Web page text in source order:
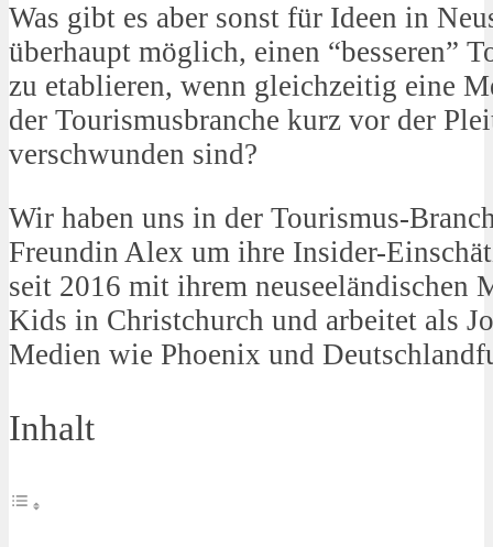
Was gibt es aber sonst für Ideen in
überhaupt möglich, einen “besseren”
zu etablieren, wenn gleichzeitig eine
der Tourismusbranche kurz vor der
verschwunden sind?
Wir haben uns in der Tourismus-
Freundin Alex um ihre Insider-
seit 2016 mit ihrem neuseeländischen
Kids in Christchurch und arbeitet als
Medien wie Phoenix und
Inhalt